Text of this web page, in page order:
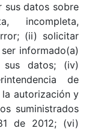
sus datos sobre
incompleta,
(ii) solicitar
informado(a)
datos; (iv)
de
autorización y
suministrados
de 2012; (vi)